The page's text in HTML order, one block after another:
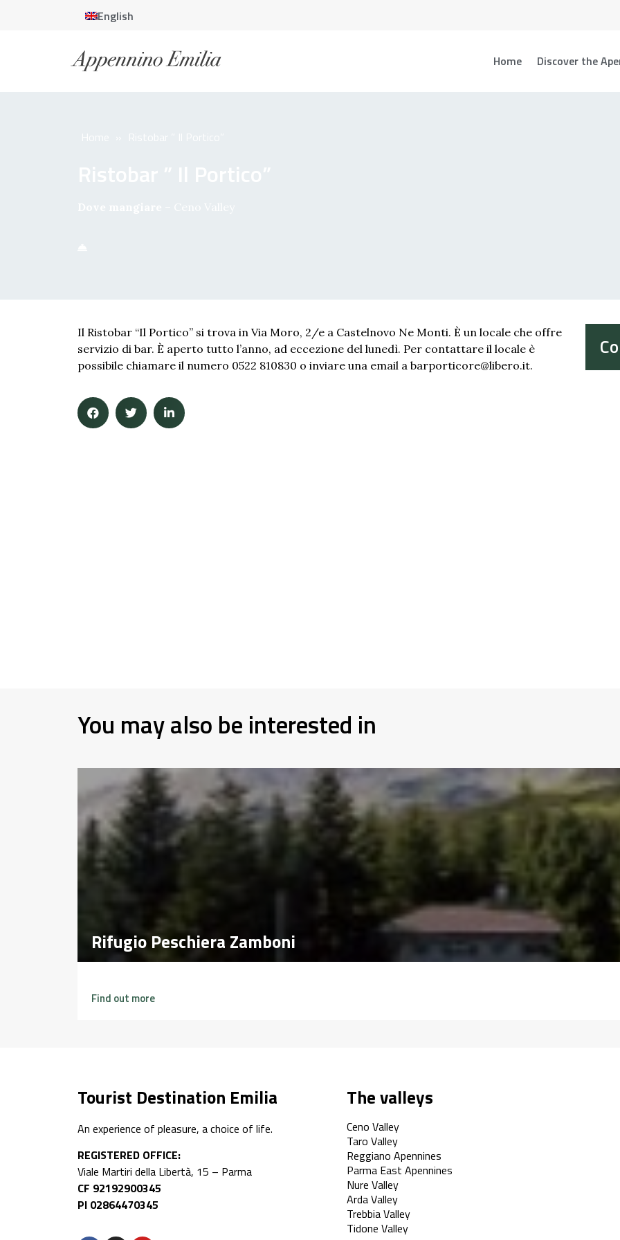
English
Home Discover the
Il Ristobar “Il Portico” si trova in Via Moro, 2/e a Castelnovo Ne Monti. È un locale che offre
servizio di bar. È aperto tutto l’anno, ad eccezione del lunedì. Per contattare il locale è
possibile chiamare il numero 0522 810830 o inviare una email a barporticore@libero.it.
You may also be interested in
Rifugio Peschiera Zamboni
Rifugio Peschiera Zamboni
Find out more
Tourist Destination Emilia
An experience of pleasure, a choice of life.
REGISTERED OFFICE:
Viale Martiri della Libertà, 15 – Parma
CF 92192900345
PI 02864470345
The valleys
Ceno Valley
Taro Valley
Reggiano Apennines
Parma East Apennines
Nure Valley
Arda Valley
Trebbia Valley
Tidone Valley